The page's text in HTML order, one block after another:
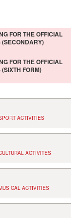
FOR THE OFFICIAL
(SECONDARY)
FOR THE OFFICIAL
(SIXTH FORM)
ACTIVITIES
ACTIVITES
ACTIVITIES